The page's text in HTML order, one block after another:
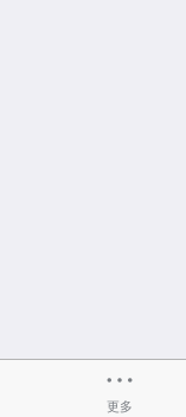
更多